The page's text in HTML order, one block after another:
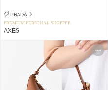
PRADA
PREMIUM PERSONAL SHOPPER
AXES